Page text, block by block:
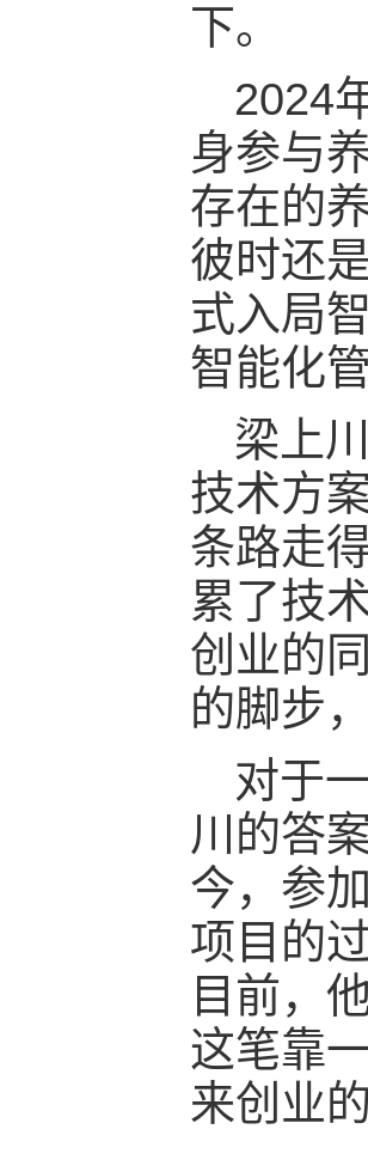
下。
2024
身参与
存在的
彼时还
式入局
智能化
梁上
技术方
条路走
累了技
创业的
的脚步
对于
川的答
今，参
项目的
目前，
这笔靠
来创业